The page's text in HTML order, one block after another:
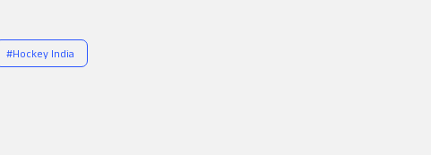
#Hockey India